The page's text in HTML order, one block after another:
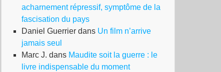
acharnement répressif, symptôme de la
fascisation du pays
Daniel Guerrier dans Un film n’arrive
jamais seul
Marc J. dans Maudite soit la guerre : le
livre indispensable du moment